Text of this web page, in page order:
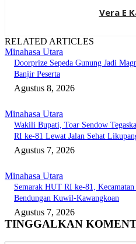
Vera E
RELATED ARTICLES
Minahasa Utara
Doorprize Sepeda Gunung Jadi
Banjir Peserta
Agustus 8, 2026
Minahasa Utara
Wakili Bupati, Toar Sendow
RI ke-81 Lewat Jalan Sehat
Agustus 7, 2026
Minahasa Utara
Semarak HUT RI ke-81,
Bendungan Kuwil-Kawangkoan
Agustus 7, 2026
TINGGALKAN